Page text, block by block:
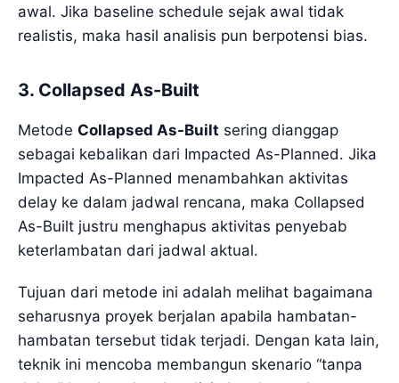
awal. Jika baseline schedule sejak awal tidak
realistis, maka hasil analisis pun berpotensi bias.
3. Collapsed As-Built
Metode Collapsed As-Built sering dianggap
sebagai kebalikan dari Impacted As-Planned. Jika
Impacted As-Planned menambahkan aktivitas
delay ke dalam jadwal rencana, maka Collapsed
As-Built justru menghapus aktivitas penyebab
keterlambatan dari jadwal aktual.
Tujuan dari metode ini adalah melihat bagaimana
seharusnya proyek berjalan apabila hambatan-
hambatan tersebut tidak terjadi. Dengan kata lain,
teknik ini mencoba membangun skenario “tanpa